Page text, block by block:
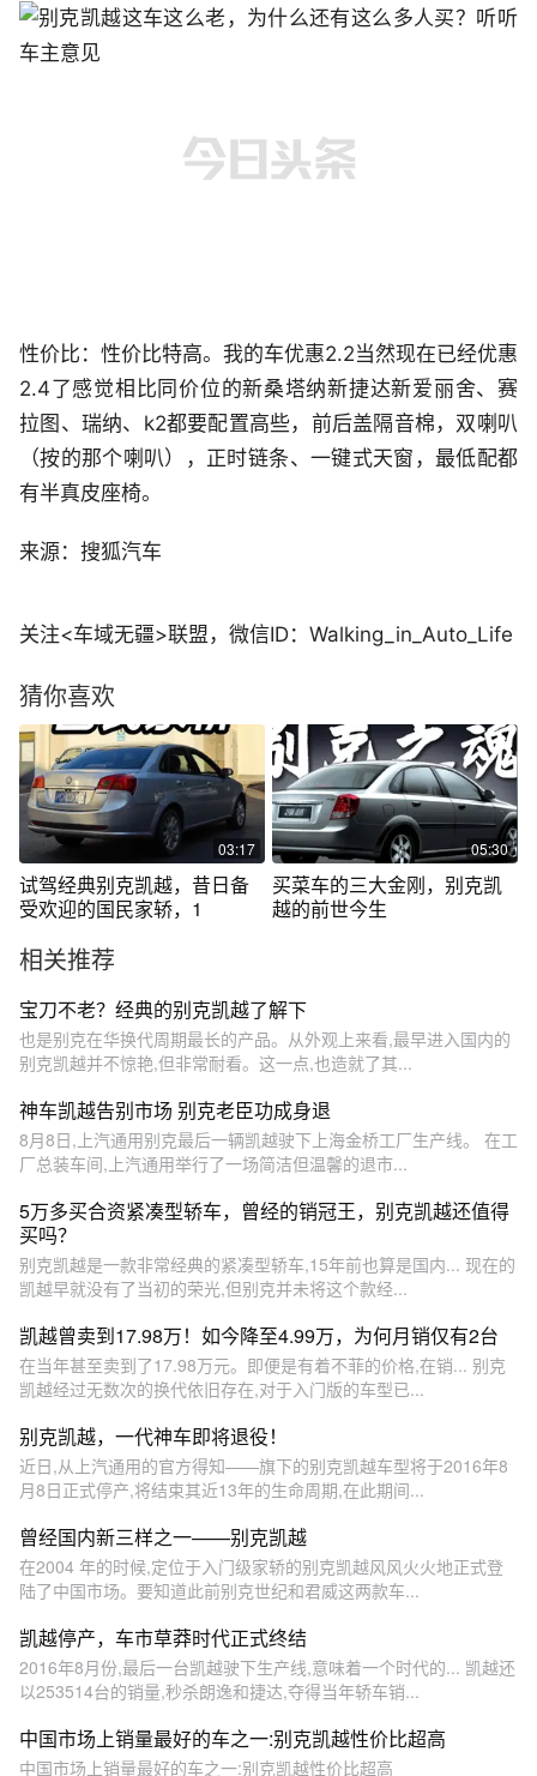
性价比：性价比特高。我的车优惠2.2当然现在已经优惠
2.4了感觉相比同价位的新桑塔纳新捷达新爱丽舍、赛
拉图、瑞纳、k2都要配置高些，前后盖隔音棉，双喇叭
（按的那个喇叭），正时链条、一键式天窗，最低配都
有半真皮座椅。
来源：搜狐汽车
关注<车域无疆>联盟，微信ID：Walking_in_Auto_Life
猜你喜欢
03:17
试驾经典别克凯越，昔日备
受欢迎的国民家轿，1
05:30
买菜车的三大金刚，别克凯
越的前世今生
相关推荐
宝刀不老？经典的别克凯越了解下
也是别克在华换代周期最长的产品。从外观上来看,最早进入国内的
别克凯越并不惊艳,但非常耐看。这一点,也造就了其...
神车凯越告别市场 别克老臣功成身退
8月8日,上汽通用别克最后一辆凯越驶下上海金桥工厂生产线。 在工
厂总装车间,上汽通用举行了一场简洁但温馨的退市...
5万多买合资紧凑型轿车，曾经的销冠王，别克凯越还值得
买吗？
别克凯越是一款非常经典的紧凑型轿车,15年前也算是国内... 现在的
凯越早就没有了当初的荣光,但别克并未将这个款经...
凯越曾卖到17.98万！如今降至4.99万，为何月销仅有2台
在当年甚至卖到了17.98万元。即便是有着不菲的价格,在销... 别克
凯越经过无数次的换代依旧存在,对于入门版的车型已...
别克凯越，一代神车即将退役！
近日,从上汽通用的官方得知——旗下的别克凯越车型将于2016年8
月8日正式停产,将结束其近13年的生命周期,在此期间...
曾经国内新三样之一——别克凯越
在2004 年的时候,定位于入门级家轿的别克凯越风风火火地正式登
陆了中国市场。要知道此前别克世纪和君威这两款车...
凯越停产，车市草莽时代正式终结
2016年8月份,最后一台凯越驶下生产线,意味着一个时代的... 凯越还
以253514台的销量,秒杀朗逸和捷达,夺得当年轿车销...
中国市场上销量最好的车之一:别克凯越性价比超高
中国市场上销量最好的车之一:别克凯越性价比超高